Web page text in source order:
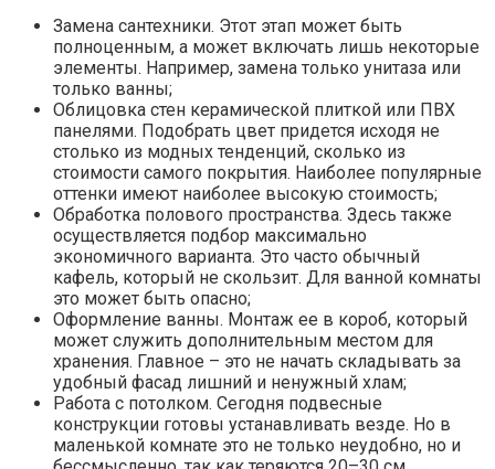
Замена сантехники. Этот этап может быть
полноценным, а может включать лишь некоторые
элементы. Например, замена только унитаза или
только ванны;
Облицовка стен керамической плиткой или ПВХ
панелями. Подобрать цвет придется исходя не
столько из модных тенденций, сколько из
стоимости самого покрытия. Наиболее популярные
оттенки имеют наиболее высокую стоимость;
Обработка полового пространства. Здесь также
осуществляется подбор максимально
экономичного варианта. Это часто обычный
кафель, который не скользит. Для ванной комнаты
это может быть опасно;
Оформление ванны. Монтаж ее в короб, который
может служить дополнительным местом для
хранения. Главное – это не начать складывать за
удобный фасад лишний и ненужный хлам;
Работа с потолком. Сегодня подвесные
конструкции готовы устанавливать везде. Но в
маленькой комнате это не только неудобно, но и